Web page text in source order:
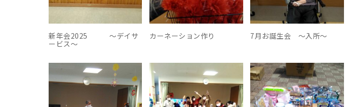
新年会2025 ～デイサ
ービス～
カーネーション作り 7月お誕生会 ～入所～